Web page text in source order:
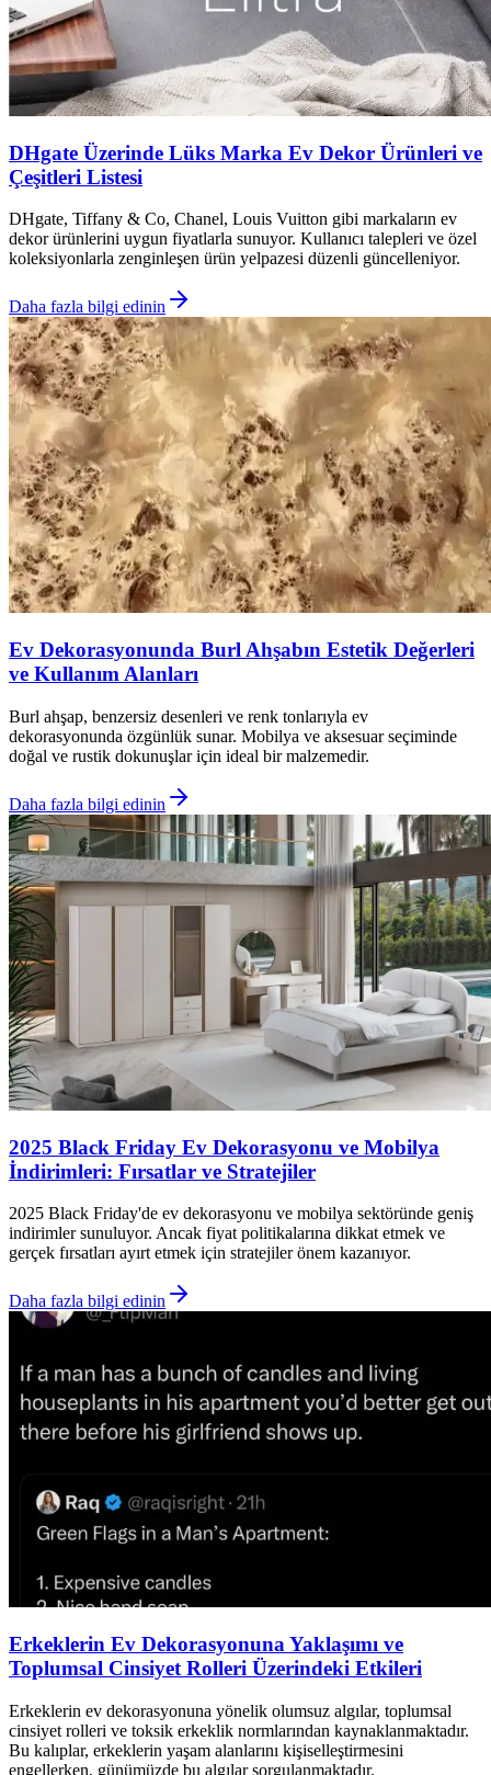
DHgate Üzerinde Lüks Marka Ev Dekor Ürünleri ve
Çeşitleri Listesi
DHgate, Tiffany & Co, Chanel, Louis Vuitton gibi markaların ev
dekor ürünlerini uygun fiyatlarla sunuyor. Kullanıcı talepleri ve özel
koleksiyonlarla zenginleşen ürün yelpazesi düzenli güncelleniyor.
Daha fazla bilgi edinin
Ev Dekorasyonunda Burl Ahşabın Estetik Değerleri
ve Kullanım Alanları
Burl ahşap, benzersiz desenleri ve renk tonlarıyla ev
dekorasyonunda özgünlük sunar. Mobilya ve aksesuar seçiminde
doğal ve rustik dokunuşlar için ideal bir malzemedir.
Daha fazla bilgi edinin
2025 Black Friday Ev Dekorasyonu ve Mobilya
İndirimleri: Fırsatlar ve Stratejiler
2025 Black Friday'de ev dekorasyonu ve mobilya sektöründe geniş
indirimler sunuluyor. Ancak fiyat politikalarına dikkat etmek ve
gerçek fırsatları ayırt etmek için stratejiler önem kazanıyor.
Daha fazla bilgi edinin
Erkeklerin Ev Dekorasyonuna Yaklaşımı ve
Toplumsal Cinsiyet Rolleri Üzerindeki Etkileri
Erkeklerin ev dekorasyonuna yönelik olumsuz algılar, toplumsal
cinsiyet rolleri ve toksik erkeklik normlarından kaynaklanmaktadır.
Bu kalıplar, erkeklerin yaşam alanlarını kişiselleştirmesini
engellerken, günümüzde bu algılar sorgulanmaktadır.